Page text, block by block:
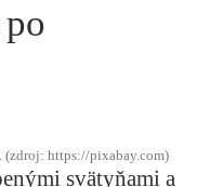
(zdroj: https://pixabay.com)
svätyňami a